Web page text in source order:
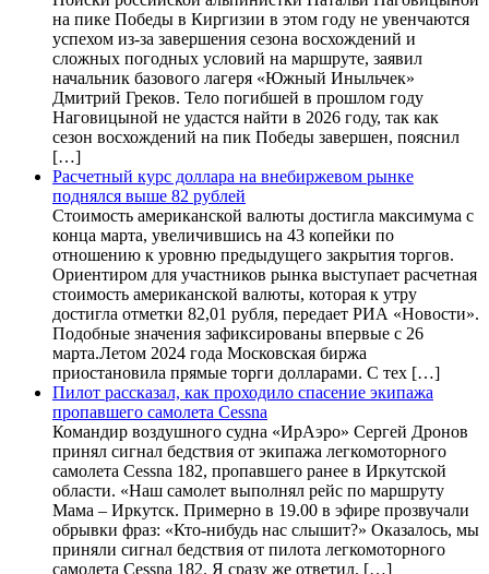
на пике Победы в Киргизии в этом году не увенчаются
успехом из-за завершения сезона восхождений и
сложных погодных условий на маршруте, заявил
начальник базового лагеря «Южный Иныльчек»
Дмитрий Греков. Тело погибшей в прошлом году
Наговицыной не удастся найти в 2026 году, так как
сезон восхождений на пик Победы завершен, пояснил
[…]
Расчетный курс доллара на внебиржевом рынке
поднялся выше 82 рублей
Стоимость американской валюты достигла максимума с
конца марта, увеличившись на 43 копейки по
отношению к уровню предыдущего закрытия торгов.
Ориентиром для участников рынка выступает расчетная
стоимость американской валюты, которая к утру
достигла отметки 82,01 рубля, передает РИА «Новости».
Подобные значения зафиксированы впервые с 26
марта.Летом 2024 года Московская биржа
приостановила прямые торги долларами. С тех […]
Пилот рассказал, как проходило спасение экипажа
пропавшего самолета Cessna
Командир воздушного судна «ИрАэро» Сергей Дронов
принял сигнал бедствия от экипажа легкомоторного
самолета Cessna 182, пропавшего ранее в Иркутской
области. «Наш самолет выполнял рейс по маршруту
Мама – Иркутск. Примерно в 19.00 в эфире прозвучали
обрывки фраз: «Кто-нибудь нас слышит?» Оказалось, мы
приняли сигнал бедствия от пилота легкомоторного
самолета Cessna 182. Я сразу же ответил. […]